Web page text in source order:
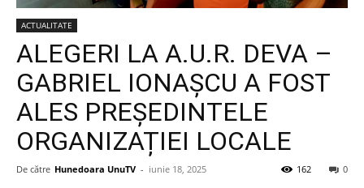
ACTUALITATE
ALEGERI LA A.U.R. DEVA –
GABRIEL IONAȘCU A FOST
ALES PREȘEDINTELE
ORGANIZAȚIEI LOCALE
De către Hunedoara UnuTV - iunie 18, 2025 0
162